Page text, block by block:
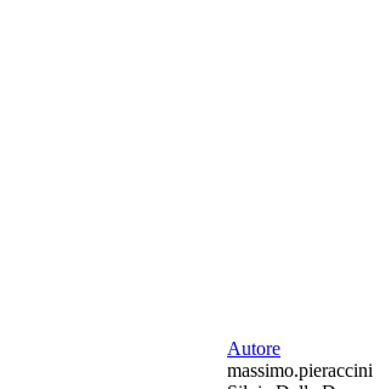
Autore
massimo.pieraccini